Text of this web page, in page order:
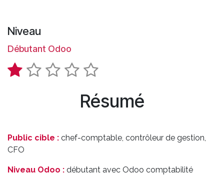
Niveau
Débutant Odoo
Résumé
Public cible : chef-comptable, contrôleur de gestion,
CFO
Niveau Odoo : débutant avec Odoo comptabilité